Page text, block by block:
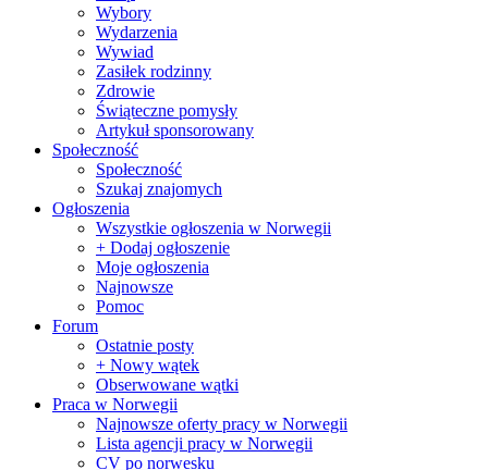
Wybory
Wydarzenia
Wywiad
Zasiłek rodzinny
Zdrowie
Świąteczne pomysły
Artykuł sponsorowany
Społeczność
Społeczność
Szukaj znajomych
Ogłoszenia
Wszystkie ogłoszenia w Norwegii
+ Dodaj ogłoszenie
Moje ogłoszenia
Najnowsze
Pomoc
Forum
Ostatnie posty
+ Nowy wątek
Obserwowane wątki
Praca w Norwegii
Najnowsze oferty pracy w Norwegii
Lista agencji pracy w Norwegii
CV po norwesku